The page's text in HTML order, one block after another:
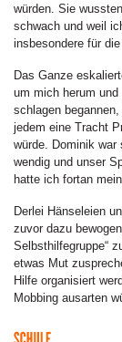
würden. Sie
schwach und weil
insbesondere für
Das Ganze
um mich herum
schlagen
jedem eine Tracht
würde. Dominik
wendig und unser
hatte ich fortan
Derlei Hänseleien
zuvor dazu
Selbsthilfegruppe“
etwas Mut
Hilfe organisiert
Mobbing ausarten